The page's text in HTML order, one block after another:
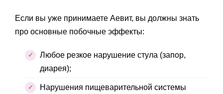
Если вы уже принимаете Аевит, вы должны знать
про основные побочные эффекты:
Любое резкое нарушение стула (запор,
диарея);
Нарушения пищеварительной системы